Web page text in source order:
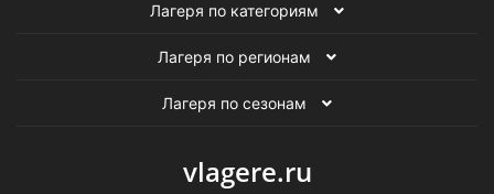
Лагеря по категориям
Лагеря по регионам
Лагеря по сезонам
vlagere.ru